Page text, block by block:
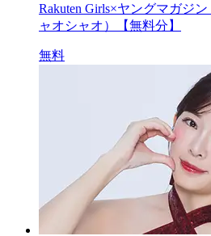
Rakuten Girls×ヤングマガ
ャオシャオ）【無料分】
無料